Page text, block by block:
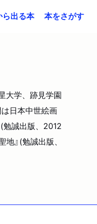
ら出る本 本をさがす
大学、跡見学園
日本中世絵画
勉誠出版、2012
』(勉誠出版、